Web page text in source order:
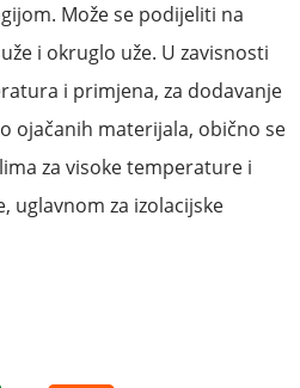
Može se podijeliti na
i okruglo uže. U zavisnosti
i primjena, za dodavanje
ojačanih materijala, obično se
za visoke temperature i
uglavnom za izolacijske